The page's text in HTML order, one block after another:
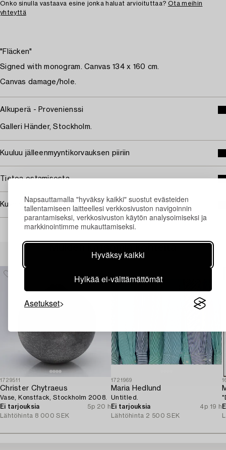
Napsauttamalla "hyväksy kaikki" suostut evästeiden
tallentamiseen laitteellesi verkkosivuston navigoinnin
parantamiseksi, verkkosivuston käytön analysoimiseksi ja
markkinointimme mukauttamiseksi.
Hyväksy kaikki
Hylkää ei-välttämättömät
Asetukset
Onko sinulla vastaava esine jonka haluat arvioituttaa? Ota meihin
yhteyttä
"Fläcken"
Signed with monogram. Canvas 134 x 160 cm.
Canvas damage/hole.
Alkuperä - Provenienssi
Galleri Händer, Stockholm.
Kuuluu jälleenmyyntikorvauksen piiriin
Tietoa ostamisesta
Kuvan käyttöoikeudet
1729511
Christer Chytraeus
Vase, Konstfack, Stockholm 2008.
Ei tarjouksia
5p 20 h
Lähtöhinta 8 000 SEK
1721969
Maria Hedlund
Untitled.
Ei tarjouksia
4p 19 h
Lähtöhinta 2 500 SEK